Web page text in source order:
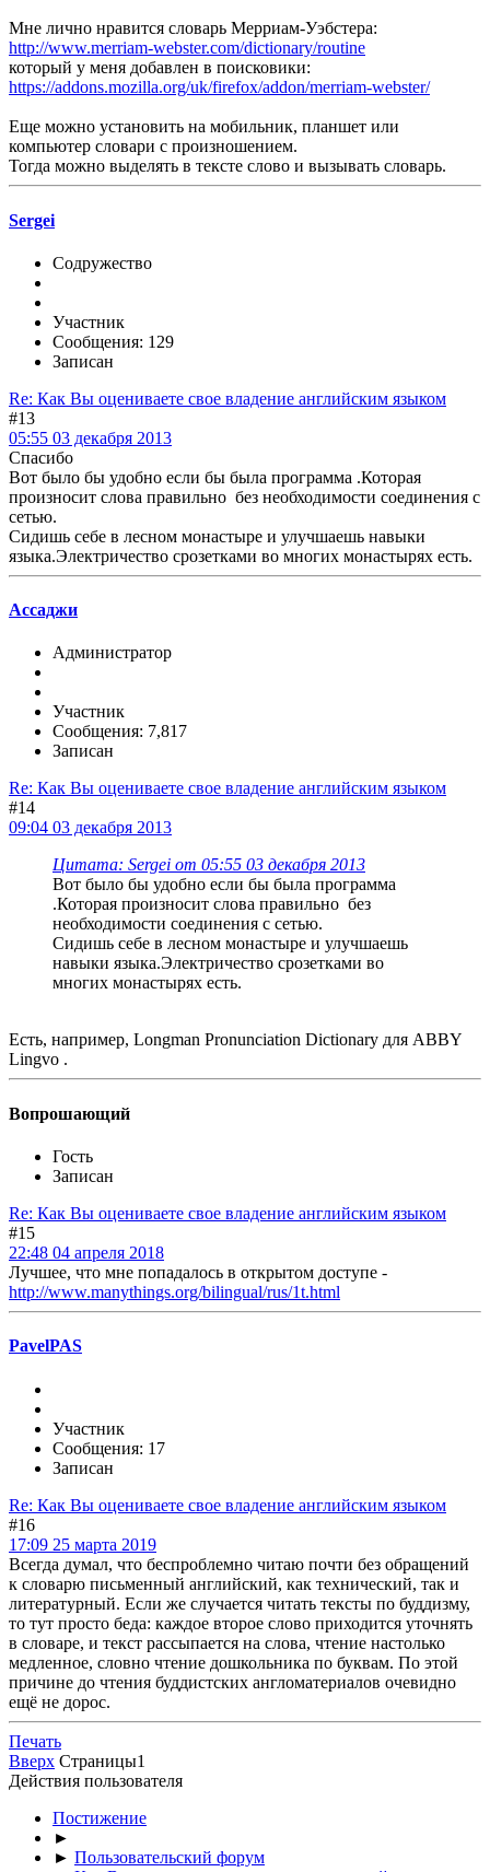
Мне лично нравится словарь Мерриам-Уэбстера:
http://www.merriam-webster.com/dictionary/routine
который у меня добавлен в поисковики:
https://addons.mozilla.org/uk/firefox/addon/merriam-webster/
Еще можно установить на мобильник, планшет или
компьютер словари с произношением.
Тогда можно выделять в тексте слово и вызывать словарь.
Sergei
Содружество
Участник
Сообщения: 129
Записан
Re: Как Вы оцениваете свое владение английским языком
#13
05:55 03 декабря 2013
Спасибо
Вот было бы удобно если бы была программа .Которая
произносит слова правильно без необходимости соединения с
сетью.
Сидишь себе в лесном монастыре и улучшаешь навыки
языка.Электричество срозетками во многих монастырях есть.
Ассаджи
Администратор
Участник
Сообщения: 7,817
Записан
Re: Как Вы оцениваете свое владение английским языком
#14
09:04 03 декабря 2013
Цитата: Sergei от 05:55 03 декабря 2013
Вот было бы удобно если бы была программа
.Которая произносит слова правильно без
необходимости соединения с сетью.
Сидишь себе в лесном монастыре и улучшаешь
навыки языка.Электричество срозетками во
многих монастырях есть.
Есть, например, Longman Pronunciation Dictionary для ABBY
Lingvo .
Вопрошающий
Гость
Записан
Re: Как Вы оцениваете свое владение английским языком
#15
22:48 04 апреля 2018
Лучшее, что мне попадалось в открытом доступе -
http://www.manythings.org/bilingual/rus/1t.html
PavelPAS
Участник
Сообщения: 17
Записан
Re: Как Вы оцениваете свое владение английским языком
#16
17:09 25 марта 2019
Всегда думал, что беспроблемно читаю почти без обращений
к словарю письменный английский, как технический, так и
литературный. Если же случается читать тексты по буддизму,
то тут просто беда: каждое второе слово приходится уточнять
в словаре, и текст рассыпается на слова, чтение настолько
медленное, словно чтение дошкольника по буквам. По этой
причине до чтения буддистских англоматериалов очевидно
ещё не дорос.
Печать
Вверх Страницы1
Действия пользователя
Постижение
►
► Пользовательский форум